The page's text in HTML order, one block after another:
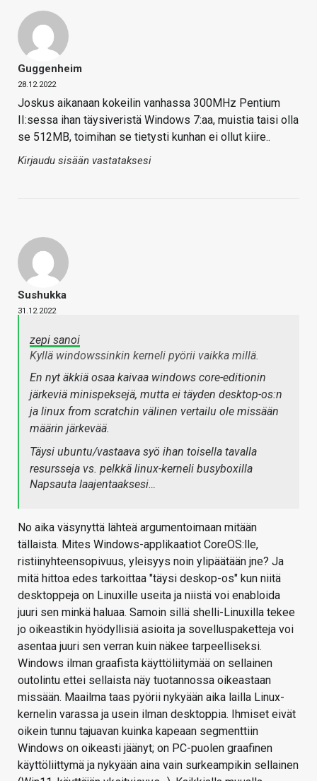
Guggenheim
28.12.2022
Joskus aikanaan kokeilin vanhassa 300MHz Pentium
II:sessa ihan täysiveristä Windows 7:aa, muistia taisi olla
se 512MB, toimihan se tietysti kunhan ei ollut kiire..
Kirjaudu sisään vastataksesi
Sushukka
31.12.2022
zepi sanoi
Kyllä windowssinkin kerneli pyörii vaikka millä.
En nyt äkkiä osaa kaivaa windows core-editionin
järkeviä minispeksejä, mutta ei täyden desktop-os:n
ja linux from scratchin välinen vertailu ole missään
määrin järkevää.
Täysi ubuntu/vastaava syö ihan toisella tavalla
resursseja vs. pelkkä linux-kerneli busyboxilla
Napsauta laajentaaksesi…
No aika väsynyttä lähteä argumentoimaan mitään
tällaista. Mites Windows-applikaatiot CoreOS:lle,
ristiinyhteensopivuus, yleisyys noin ylipäätään jne? Ja
mitä hittoa edes tarkoittaa "täysi deskop-os" kun niitä
desktoppeja on Linuxille useita ja niistä voi enabloida
juuri sen minkä haluaa. Samoin sillä shelli-Linuxilla tekee
jo oikeastikin hyödyllisiä asioita ja sovelluspaketteja voi
asentaa juuri sen verran kuin näkee tarpeelliseksi.
Windows ilman graafista käyttöliitymää on sellainen
outolintu ettei sellaista näy tuotannossa oikeastaan
missään. Maailma taas pyörii nykyään aika lailla Linux-
kernelin varassa ja usein ilman desktoppia. Ihmiset eivät
oikein tunnu tajuavan kuinka kapeaan segmenttiin
Windows on oikeasti jäänyt; on PC-puolen graafinen
käyttöliittymä ja nykyään aina vain surkeampikin sellainen